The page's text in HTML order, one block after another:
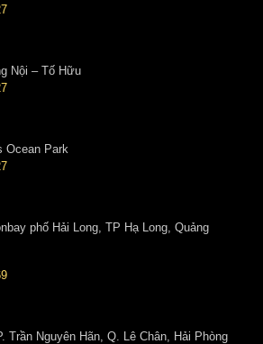
Nội – Tố Hữu
Ocean Park
phố Hải Long, TP Hạ Long, Quảng
Trần Nguyên Hãn, Q. Lê Chân, Hải Phòng